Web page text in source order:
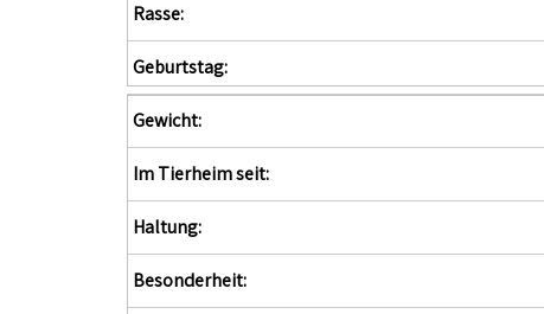
Rasse:
Geburtstag:
Gewicht:
Im Tierheim seit:
Haltung:
Besonderheit: